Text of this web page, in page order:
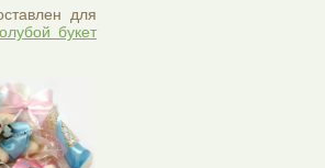
для
букет